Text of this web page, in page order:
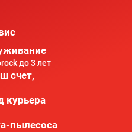
до 3 лет
счет,
курьера
пылесоса